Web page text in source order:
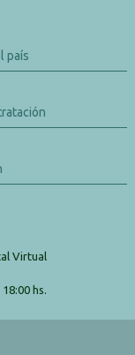
país
Virtual
hs.